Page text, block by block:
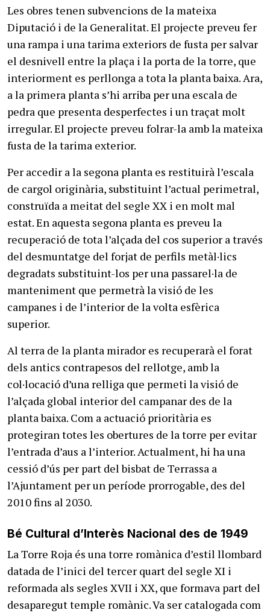
Les obres tenen subvencions de la mateixa
Diputació i de la Generalitat. El projecte preveu fer
una rampa i una tarima exteriors de fusta per salvar
el desnivell entre la plaça i la porta de la torre, que
interiorment es perllonga a tota la planta baixa. Ara,
a la primera planta s’hi arriba per una escala de
pedra que presenta desperfectes i un traçat molt
irregular. El projecte preveu folrar-la amb la mateixa
fusta de la tarima exterior.
Per accedir a la segona planta es restituirà l’escala
de cargol originària, substituint l’actual perimetral,
construïda a meitat del segle XX i en molt mal
estat. En aquesta segona planta es preveu la
recuperació de tota l’alçada del cos superior a través
del desmuntatge del forjat de perfils metàl·lics
degradats substituint-los per una passarel·la de
manteniment que permetrà la visió de les
campanes i de l’interior de la volta esfèrica
superior.
Al terra de la planta mirador es recuperarà el forat
dels antics contrapesos del rellotge, amb la
col·locació d’una relliga que permeti la visió de
l’alçada global interior del campanar des de la
planta baixa. Com a actuació prioritària es
protegiran totes les obertures de la torre per evitar
l’entrada d’aus a l’interior. Actualment, hi ha una
cessió d’ús per part del bisbat de Terrassa a
l’Ajuntament per un període prorrogable, des del
2010 fins al 2030.
Bé Cultural d’Interès Nacional des de 1949
La Torre Roja és una torre romànica d’estil llombard
datada de l’inici del tercer quart del segle XI i
reformada als segles XVII i XX, que formava part del
desaparegut temple romànic. Va ser catalogada com